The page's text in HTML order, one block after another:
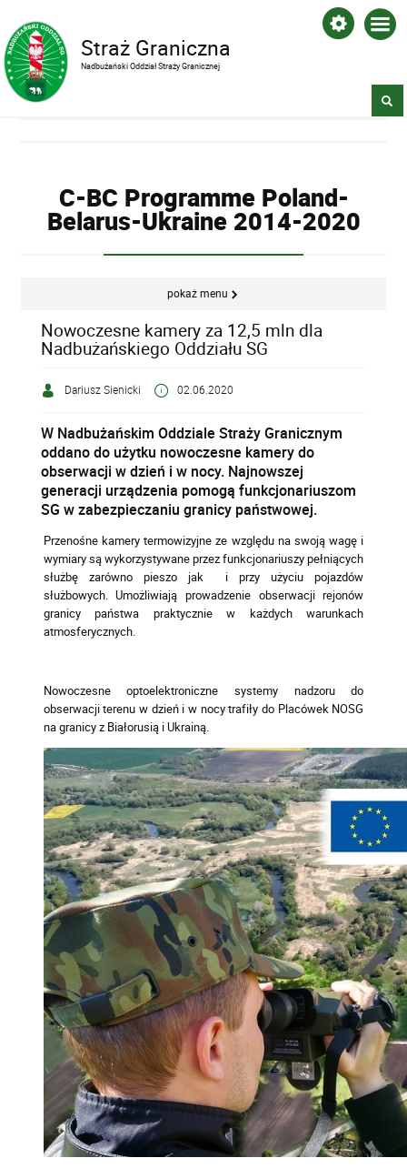
Straż Graniczna
Nadbużański Oddział Straży Granicznej
C-BC Programme Poland-
Belarus-Ukraine 2014-2020
pokaż menu
Nowoczesne kamery za 12,5 mln dla
Nadbużańskiego Oddziału SG
Dariusz Sienicki 02.06.2020
W Nadbużańskim Oddziale Straży Granicznym
oddano do użytku nowoczesne kamery do
obserwacji w dzień i w nocy. Najnowszej
generacji urządzenia pomogą funkcjonariuszom
SG w zabezpieczaniu granicy państwowej.
Przenośne kamery termowizyjne ze względu na swoją wagę i
wymiary są wykorzystywane przez funkcjonariuszy pełniących
służbę zarówno pieszo jak i przy użyciu pojazdów
służbowych. Umożliwiają prowadzenie obserwacji rejonów
granicy państwa praktycznie w każdych warunkach
atmosferycznych.
Nowoczesne optoelektroniczne systemy nadzoru do
obserwacji terenu w dzień i w nocy trafiły do Placówek NOSG
na granicy z Białorusią i Ukrainą.